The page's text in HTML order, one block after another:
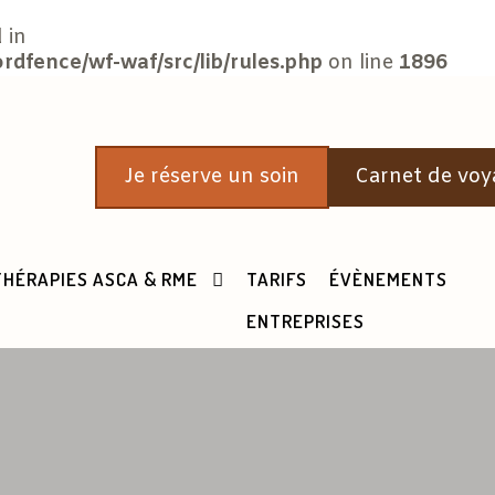
in
wf-waf/src/lib/rules.php on line 1896
Je réserve un soin Carnet de
ASCA & RME TARIFS
ÉVÈNEMENTS
ENTREPRISES